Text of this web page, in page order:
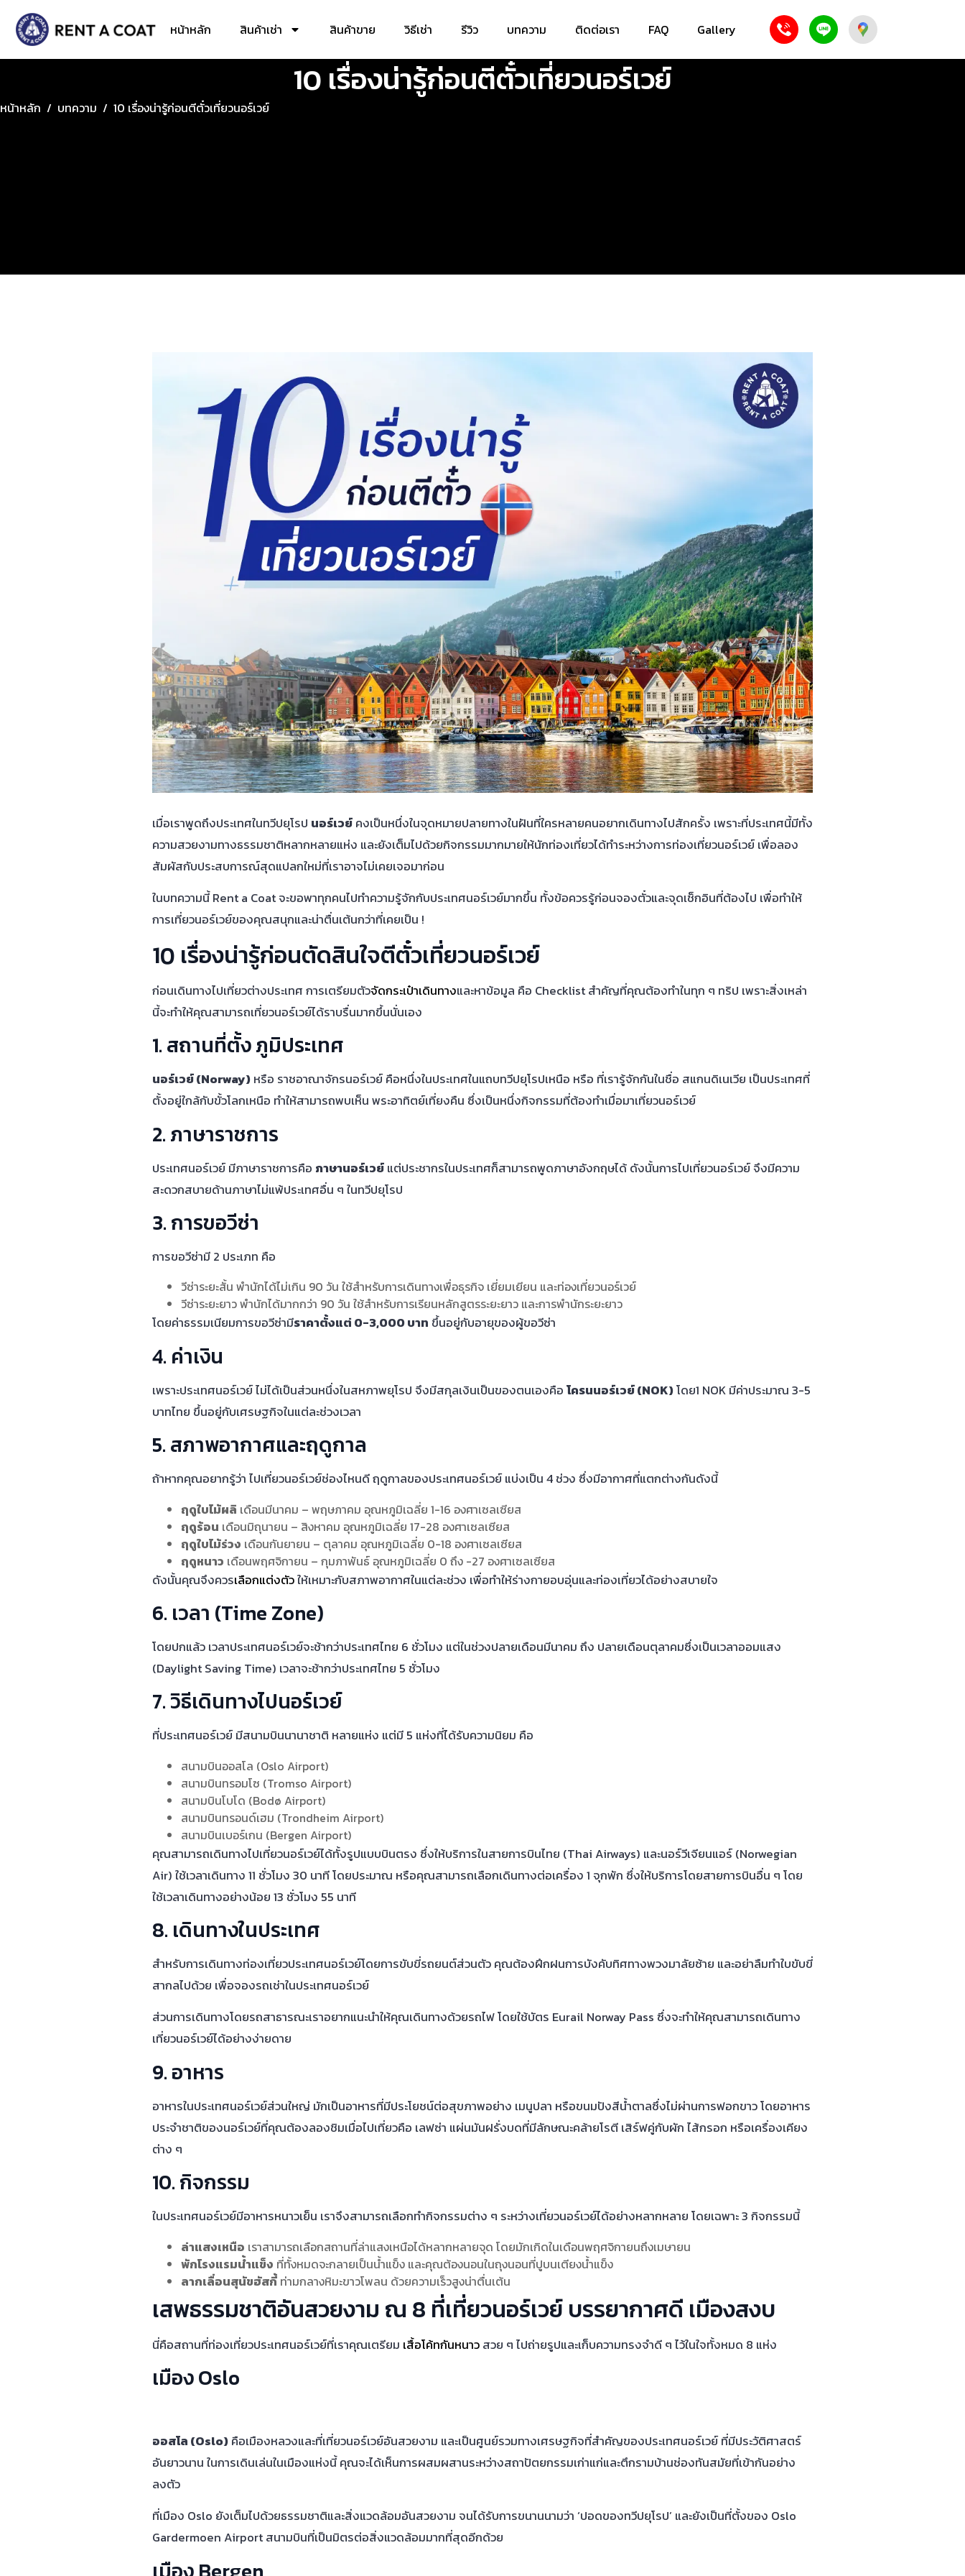
หน้าหลัก สินค้าเช่า สินค้าขาย วิธีเช่า รีวิว บทความ ติดต่อเรา FAQ Gallery
10 เรื่องน่ารู้ก่อนตีตั๋วเที่ยวนอร์เวย์
หน้าหลัก / บทความ / 10 เรื่องน่ารู้ก่อนตีตั๋วเที่ยวนอร์เวย์
เมื่อเราพูดถึงประเทศในทวีปยุโรป นอร์เวย์ คงเป็นหนึ่งในจุดหมายปลายทางในฝันที่ใครหลายคนอยากเดินทางไปสักครั้ง เพราะที่ประเทศนี้มีทั้ง
ความสวยงามทางธรรมชาติหลากหลายแห่ง และยังเต็มไปด้วยกิจกรรมมากมายให้นักท่องเที่ยวได้ทำระหว่างการท่องเที่ยวนอร์เวย์ เพื่อลอง
สัมผัสกับประสบการณ์สุดแปลกใหม่ที่เราอาจไม่เคยเจอมาก่อน
ในบทความนี้ Rent a Coat จะขอพาทุกคนไปทำความรู้จักกับประเทศนอร์เวย์มากขึ้น ทั้งข้อควรรู้ก่อนจองตั๋วและจุดเช็กอินที่ต้องไป เพื่อทำให้
การเที่ยวนอร์เวย์ของคุณสนุกและน่าตื่นเต้นกว่าที่เคยเป็น !
10 เรื่องน่ารู้ก่อนตัดสินใจตีตั๋วเที่ยวนอร์เวย์
ก่อนเดินทางไปเที่ยวต่างประเทศ การเตรียมตัวจัดกระเป๋าเดินทางและหาข้อมูล คือ Checklist สำคัญที่คุณต้องทำในทุก ๆ ทริป เพราะสิ่งเหล่า
นี้จะทำให้คุณสามารถเที่ยวนอร์เวย์ได้ราบรื่นมากขึ้นนั่นเอง
1. สถานที่ตั้ง ภูมิประเทศ
นอร์เวย์ (Norway) หรือ ราชอาณาจักรนอร์เวย์ คือหนึ่งในประเทศในแถบทวีปยุโรปเหนือ หรือ ที่เรารู้จักกันในชื่อ สแกนดิเนเวีย เป็นประเทศที่
ตั้งอยู่ใกล้กับขั้วโลกเหนือ ทำให้สามารถพบเห็น พระอาทิตย์เที่ยงคืน ซึ่งเป็นหนึ่งกิจกรรมที่ต้องทำเมื่อมาเที่ยวนอร์เวย์
2. ภาษาราชการ
ประเทศนอร์เวย์ มีภาษาราชการคือ ภาษานอร์เวย์ แต่ประชากรในประเทศก็สามารถพูดภาษาอังกฤษได้ ดังนั้นการไปเที่ยวนอร์เวย์ จึงมีความ
สะดวกสบายด้านภาษาไม่แพ้ประเทศอื่น ๆ ในทวีปยุโรป
3. การขอวีซ่า
การขอวีซ่ามี 2 ประเภท คือ
วีซ่าระยะสั้น พำนักได้ไม่เกิน 90 วัน ใช้สำหรับการเดินทางเพื่อธุรกิจ เยี่ยมเยียน และท่องเที่ยวนอร์เวย์
วีซ่าระยะยาว พำนักได้มากกว่า 90 วัน ใช้สำหรับการเรียนหลักสูตรระยะยาว และการพำนักระยะยาว
โดยค่าธรรมเนียมการขอวีซ่ามีราคาตั้งแต่ 0-3,000 บาท ขึ้นอยู่กับอายุของผู้ขอวีซ่า
4. ค่าเงิน
เพราะประเทศนอร์เวย์ ไม่ได้เป็นส่วนหนึ่งในสหภาพยุโรป จึงมีสกุลเงินเป็นของตนเองคือ โครนนอร์เวย์ (NOK)โดย1 NOK มีค่าประมาณ 3-5
บาทไทย ขึ้นอยู่กับเศรษฐกิจในแต่ละช่วงเวลา
5. สภาพอากาศและฤดูกาล
ถ้าหากคุณอยากรู้ว่า ไปเที่ยวนอร์เวย์ช่องไหนดี ฤดูกาลของประเทศนอร์เวย์ แบ่งเป็น 4 ช่วง ซึ่งมีอากาศที่แตกต่างกันดังนี้
ฤดูใบไม้ผลิ เดือนมีนาคม – พฤษภาคม อุณหภูมิเฉลี่ย 1-16 องศาเซลเซียส
ฤดูร้อน เดือนมิถุนายน – สิงหาคม อุณหภูมิเฉลี่ย 17-28 องศาเซลเซียส
ฤดูใบไม้ร่วง เดือนกันยายน – ตุลาคม อุณหภูมิเฉลี่ย 0-18 องศาเซลเซียส
ฤดูหนาว เดือนพฤศจิกายน – กุมภาพันธ์ อุณหภูมิเฉลี่ย 0 ถึง -27 องศาเซลเซียส
ดังนั้นคุณจึงควรเลือกแต่งตัวให้เหมาะกับสภาพอากาศในแต่ละช่วง เพื่อทำให้ร่างกายอบอุ่นและท่องเที่ยวได้อย่างสบายใจ
6. เวลา (Time Zone)
โดยปกแล้ว เวลาประเทศนอร์เวย์จะช้ากว่าประเทศไทย 6 ชั่วโมง แต่ในช่วงปลายเดือนมีนาคม ถึง ปลายเดือนตุลาคมซึ่งเป็นเวลาออมแสง
(Daylight Saving Time) เวลาจะช้ากว่าประเทศไทย 5 ชั่วโมง
7. วิธีเดินทางไปนอร์เวย์
ที่ประเทศนอร์เวย์ มีสนามบินนานาชาติ หลายแห่ง แต่มี 5 แห่งที่ได้รับความนิยม คือ
สนามบินออสโล (Oslo Airport)
สนามบินทรอมโซ (Tromso Airport)
สนามบินโบโด (Bodø Airport)
สนามบินทรอนด์เฮม (Trondheim Airport)
สนามบินเบอร์เกน (Bergen Airport)
คุณสามารถเดินทางไปเที่ยวนอร์เวย์ได้ทั้งรูปแบบบินตรง ซึ่งให้บริการในสายการบินไทย (Thai Airways) และนอร์วีเจียนแอร์ (Norwegian
Air) ใช้เวลาเดินทาง 11 ชั่วโมง 30 นาที โดยประมาณ หรือคุณสามารถเลือกเดินทางต่อเครื่อง 1 จุกพัก ซึ่งให้บริการโดยสายการบินอื่น ๆ โดย
ใช้เวลาเดินทางอย่างน้อย 13 ชั่วโมง 55 นาที
8. เดินทางในประเทศ
สำหรับการเดินทางท่องเที่ยวประเทศนอร์เวย์โดยการขับขี่รถยนต์ส่วนตัว คุณต้องฝึกฝนการบังคับทิศทางพวงมาลัยซ้าย และอย่าลืมทำใบขับขี่
สากลไปด้วย เพื่อจองรถเช่าในประเทศนอร์เวย์
ส่วนการเดินทางโดยรถสาธารณะเราอยากแนะนำให้คุณเดินทางด้วยรถไฟ โดยใช้บัตร Eurail Norway Pass ซึ่งจะทำให้คุณสามารถเดินทาง
เที่ยวนอร์เวย์ได้อย่างง่ายดาย
9. อาหาร
อาหารในประเทศนอร์เวย์ส่วนใหญ่ มักเป็นอาหารที่มีประโยชน์ต่อสุขภาพอย่าง เมนูปลา หรือขนมปังสีน้ำตาลซึ่งไม่ผ่านการฟอกขาว โดยอาหาร
ประจำชาติของนอร์เวย์ที่คุณต้องลองชิมเมื่อไปเที่ยวคือ เลฟซ่า แผ่นมันฝรั่งบดที่มีลักษณะคล้ายโรตี เสิร์ฟคู่กับผัก ไส้กรอก หรือเครื่องเคียง
ต่าง ๆ
10. กิจกรรม
ในประเทศนอร์เวย์มีอาหารหนาวเย็น เราจึงสามารถเลือกทำกิจกรรมต่าง ๆ ระหว่างเที่ยวนอร์เวย์ได้อย่างหลากหลาย โดยเฉพาะ 3 กิจกรรมนี้
ล่าแสงเหนือ เราสามารถเลือกสถานที่ล่าแสงเหนือได้หลากหลายจุด โดยมักเกิดในเดือนพฤศจิกายนถึงเมษายน
พักโรงแรมน้ำแข็ง ที่ทั้งหมดจะกลายเป็นน้ำแข็ง และคุณต้องนอนในถุงนอนที่ปูบนเตียงน้ำแข็ง
ลากเลื่อนสุนัขฮัสกี้ ท่ามกลางหิมะขาวโพลน ด้วยความเร็วสูงน่าตื่นเต้น
เสพธรรมชาติอันสวยงาม ณ 8 ที่เที่ยวนอร์เวย์ บรรยากาศดี เมืองสงบ
นี่คือสถานที่ท่องเที่ยวประเทศนอร์เวย์ที่เราคุณเตรียม เสื้อโค้ทกันหนาว สวย ๆ ไปถ่ายรูปและเก็บความทรงจำดี ๆ ไว้ในใจทั้งหมด 8 แห่ง
เมือง Oslo